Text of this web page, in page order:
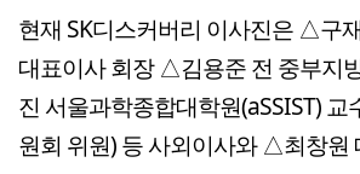
현재 SK디스커버리 이사진은 △구
대표이사 회장 △김용준 전 중부지
진 서울과학종합대학원(aSSIST) 교
원회 위원) 등 사외이사와 △최창원